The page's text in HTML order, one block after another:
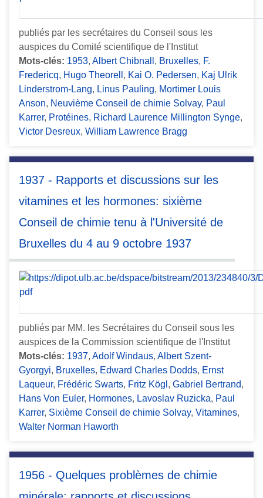
publiés par les secrétaires du Conseil sous les
auspices du Comité scientifique de l'Institut
Mots-clés: 1953, Albert Chibnall , Bruxelles, F.
Fredericq, Hugo Theorell , Kai O. Pedersen, Kaj Ulrik
Linderstrom-Lang, Linus Pauling, Mortimer Louis
Anson, Neuvième Conseil de chimie Solvay, Paul
Karrer, Protéines, Richard Laurence Millington Synge,
Victor Desreux, William Lawrence Bragg
1937 - Rapports et discussions sur les
vitamines et les hormones: sixième
Conseil de chimie tenu à l'Université de
Bruxelles du 4 au 9 octobre 1937
publiés par MM. les Secrétaires du Conseil sous les
auspices de la Commission scientifique de l'Institut
Mots-clés: 1937, Adolf Windaus, Albert Szent-
Gyorgyi, Bruxelles, Edward Charles Dodds, Ernst
Laqueur, Frédéric Swarts, Fritz Kögl , Gabriel Bertrand,
Hans Von Euler, Hormones, Lavoslav Ruzicka, Paul
Karrer, Sixième Conseil de chimie Solvay, Vitamines,
Walter Norman Haworth
1956 - Quelques problèmes de chimie